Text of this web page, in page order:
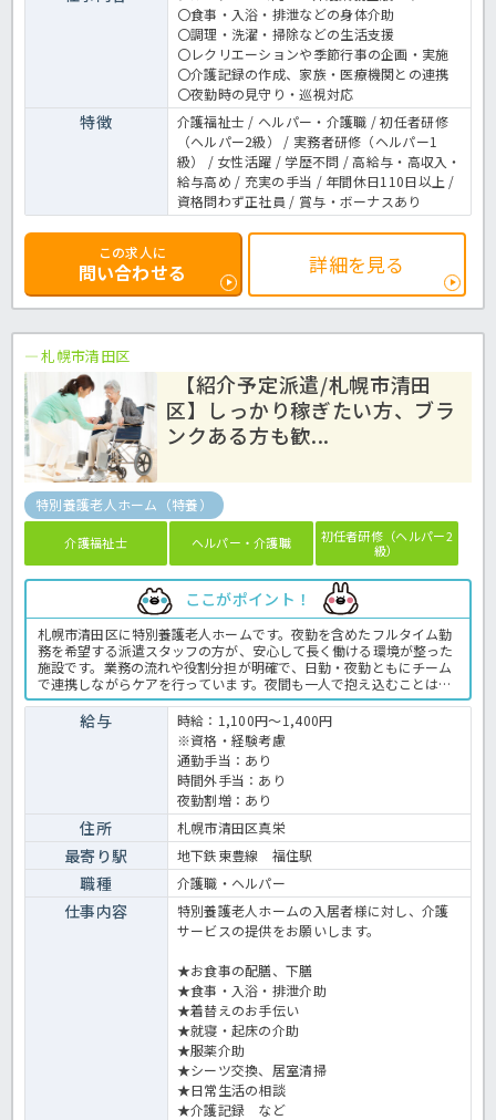
〇食事・入浴・排泄などの身体介助
〇調理・洗濯・掃除などの生活支援
〇レクリエーションや季節行事の企画・実施
〇介護記録の作成、家族・医療機関との連携
〇夜勤時の見守り・巡視対応
特徴
介護福祉士 / ヘルパー・介護職 / 初任者研修
（ヘルパー2級） / 実務者研修（ヘルパー1
級） / 女性活躍 / 学歴不問 / 高給与・高収入・
給与高め / 充実の手当 / 年間休日110日以上 /
資格問わず正社員 / 賞与・ボーナスあり
この求人に
問い合わせる 詳細を見る
札幌市清田区
【紹介予定派遣/札幌市清田
区】しっかり稼ぎたい方、ブラ
ンクある方も歓...
特別養護老人ホーム（特養）
介護福祉士 ヘルパー・介護職
初任者研修（ヘルパー2
級）
ここがポイント！
札幌市清田区に特別養護老人ホームです。夜勤を含めたフルタイム勤
務を希望する派遣スタッフの方が、安心して長く働ける環境が整った
施設です。業務の流れや役割分担が明確で、日勤・夜勤ともにチーム
で連携しながらケアを行っています。夜間も一人で抱え込むことはな
く、困ったときにはすぐに相談できる体制があるため、夜勤経験が浅
い方やブランクのある方でも不安なく勤務できます。利用者様の状態
を日中から継続して把握できるため、より深く関われることもフルタ
イム勤務ならではのやりがいです。また、派遣スタッフであっても現
場の一員として丁寧に受け入れられ、意見や気づきを共有しやすい雰
囲気があります。少しでもご興味ある方はお気軽にほっ介護までお問
合せください！特別養護老人ホームでの介護業務全般です。＜介護
職 紹介予定派遣 特養の求人＞
給与
時給：1,100円～1,400円
※資格・経験考慮
通勤手当：あり
時間外手当：あり
夜勤割増：あり
住所 札幌市清田区真栄
最寄り駅 地下鉄東豊線 福住駅
職種 介護職・ヘルパー
仕事内容
特別養護老人ホームの入居者様に対し、介護
サービスの提供をお願いします。
★お食事の配膳、下膳
★食事・入浴・排泄介助
★着替えのお手伝い
★就寝・起床の介助
★服薬介助
★シーツ交換、居室清掃
★日常生活の相談
★介護記録 など